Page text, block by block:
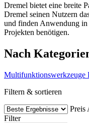
Dremel bietet eine breite
Dremel seinen Nutzern
und finden Anwendung
Projekten benötigen.
Nach
Multifunktionswerkzeuge
Filtern & sortieren
Preis
Filter